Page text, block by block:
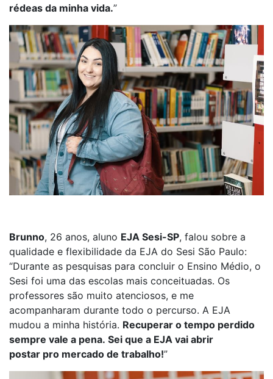
rédeas da minha vida.”
Brunno, 26 anos, aluno EJA Sesi-SP, falou sobre a
qualidade e flexibilidade da EJA do Sesi São Paulo:
“Durante as pesquisas para concluir o Ensino Médio, o
Sesi foi uma das escolas mais conceituadas. Os
professores são muito atenciosos, e me
acompanharam durante todo o percurso. A EJA
mudou a minha história. Recuperar o tempo perdido
sempre vale a pena. Sei que a EJA vai abrir
postar pro mercado de trabalho!”